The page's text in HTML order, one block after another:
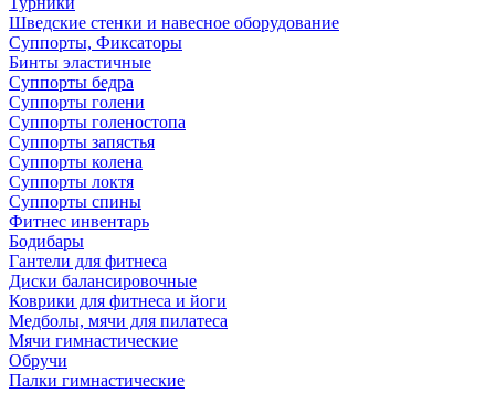
Шведские стенки и навесное оборудование
Суппорты, Фиксаторы
Бинты эластичные
Суппорты бедра
Суппорты голени
Суппорты голеностопа
Суппорты запястья
Суппорты колена
Суппорты локтя
Суппорты спины
Фитнес инвентарь
Бодибары
Гантели для фитнеса
Диски балансировочные
Коврики для фитнеса и йоги
Медболы, мячи для пилатеса
Мячи гимнастические
Обручи
Палки гимнастические